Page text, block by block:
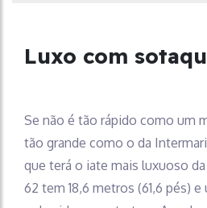
Luxo com
Se não é tão rápido como um
tão grande como o da
que terá o iate mais luxuoso
62 tem 18,6 metros (61,6 pés)